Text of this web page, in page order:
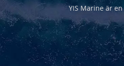
YIS Marine är